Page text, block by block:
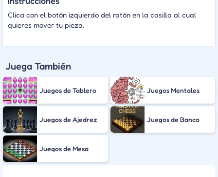
Clica con el botón izquierdo del ratón en la casilla al cual
quieres mover tu pieza.
Juega También
Juegos de Tablero Juegos Mentales
Juegos de Ajedrez Juegos de Banco
Juegos de Mesa